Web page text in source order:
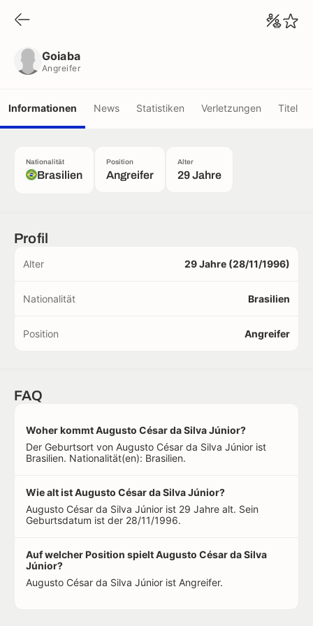
Goiaba
Angreifer
Informationen News Statistiken Verletzungen Titel
Nationalität
Brasilien
Position
Angreifer
Alter
29 Jahre
Profil
Alter 29 Jahre (28/11/1996)
Nationalität Brasilien
Position Angreifer
FAQ
Woher kommt Augusto César da Silva Júnior?
Der Geburtsort von Augusto César da Silva Júnior ist
Brasilien. Nationalität(en): Brasilien.
Wie alt ist Augusto César da Silva Júnior?
Augusto César da Silva Júnior ist 29 Jahre alt. Sein
Geburtsdatum ist der 28/11/1996.
Auf welcher Position spielt Augusto César da Silva
Júnior?
Augusto César da Silva Júnior ist Angreifer.